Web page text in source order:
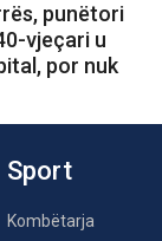
punëtori
vjeçari u
por nuk
Sport
Kombëtarja